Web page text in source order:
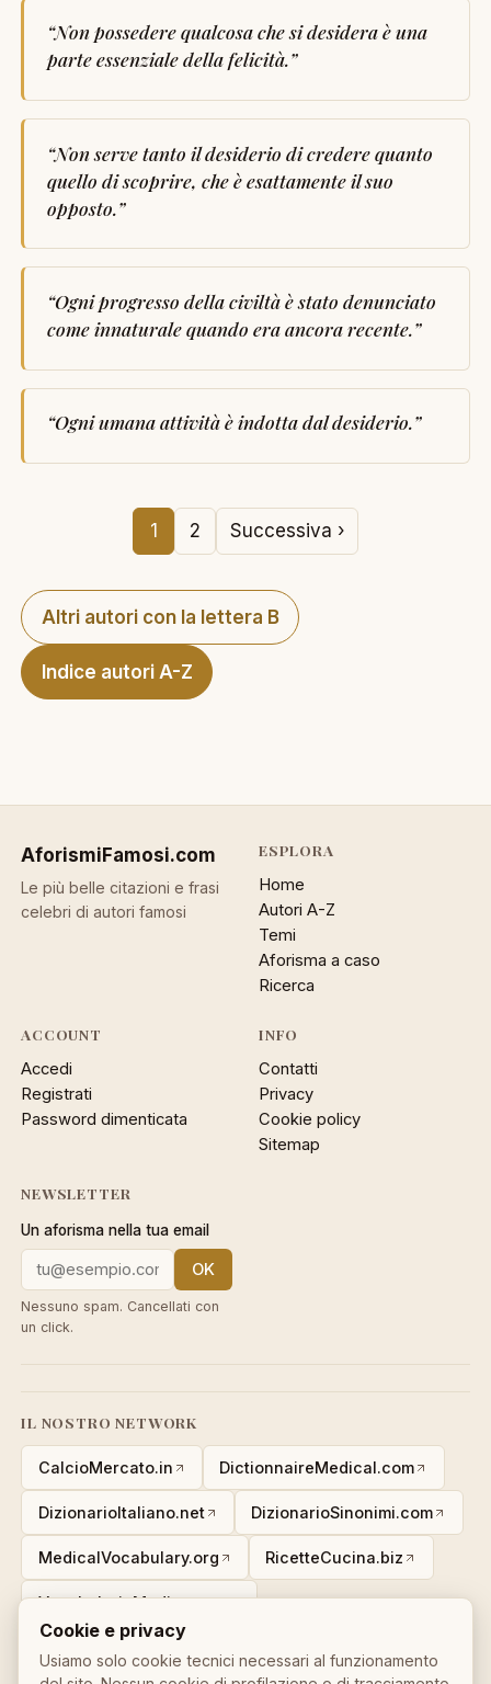
“Non possedere qualcosa che si desidera è una
parte essenziale della felicità.”
“Non serve tanto il desiderio di credere quanto
quello di scoprire, che è esattamente il suo
opposto.”
“Ogni progresso della civiltà è stato denunciato
come innaturale quando era ancora recente.”
“Ogni umana attività è indotta dal desiderio.”
1 2 Successiva ›
Altri autori con la lettera B
Indice autori A-Z
AforismiFamosi.com
Le più belle citazioni e frasi
celebri di autori famosi
ESPLORA
Home
Autori A-Z
Temi
Aforisma a caso
Ricerca
ACCOUNT
Accedi
Registrati
Password dimenticata
INFO
Contatti
Privacy
Cookie policy
Sitemap
NEWSLETTER
Un aforisma nella tua email
OK
Nessuno spam. Cancellati con
un click.
IL NOSTRO NETWORK
CalcioMercato.in DictionnaireMedical.com
DizionarioItaliano.net DizionarioSinonimi.com
MedicalVocabulary.org RicetteCucina.biz
VocabolarioMedico.com
Cookie e privacy
Usiamo solo cookie tecnici necessari al funzionamento